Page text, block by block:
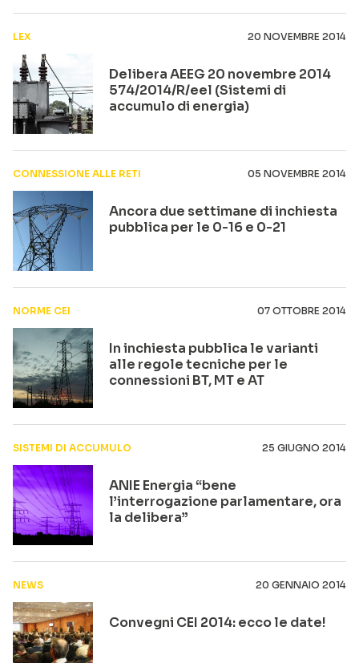
LEX 20 NOVEMBRE 2014
Delibera AEEG 20 novembre 2014
574/2014/R/eel (Sistemi di
accumulo di energia)
CONNESSIONE ALLE RETI 05 NOVEMBRE 2014
Ancora due settimane di inchiesta
pubblica per le 0-16 e 0-21
NORME CEI 07 OTTOBRE 2014
In inchiesta pubblica le varianti
alle regole tecniche per le
connessioni BT, MT e AT
SISTEMI DI ACCUMULO 25 GIUGNO 2014
ANIE Energia “bene
l’interrogazione parlamentare, ora
la delibera”
NEWS 20 GENNAIO 2014
Convegni CEI 2014: ecco le date!